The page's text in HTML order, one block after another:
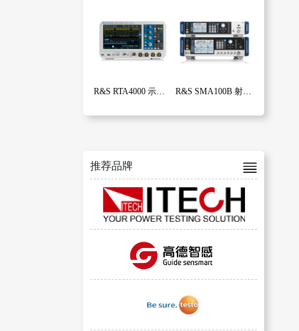
R&S RTA4000 示波器 R&S SMA100B 射频和微波信号发生器
推荐品牌